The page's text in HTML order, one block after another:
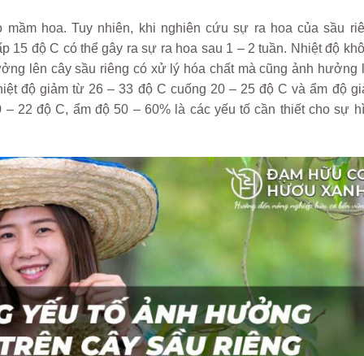
hoa. Tuy nhiên, khi nghiên cứu sự ra hoa của sầu
15 độ C có thể gây ra sự ra hoa sau 1 – 2 tuần. Nhiệt độ
lên cây sầu riêng có xử lý hóa chất mà cũng ảnh hưởng
độ giảm từ 26 – 33 độ C cuống 20 – 25 độ C và ẩm độ
22 độ C, ẩm độ 50 – 60% là các yếu tố cần thiết cho sự